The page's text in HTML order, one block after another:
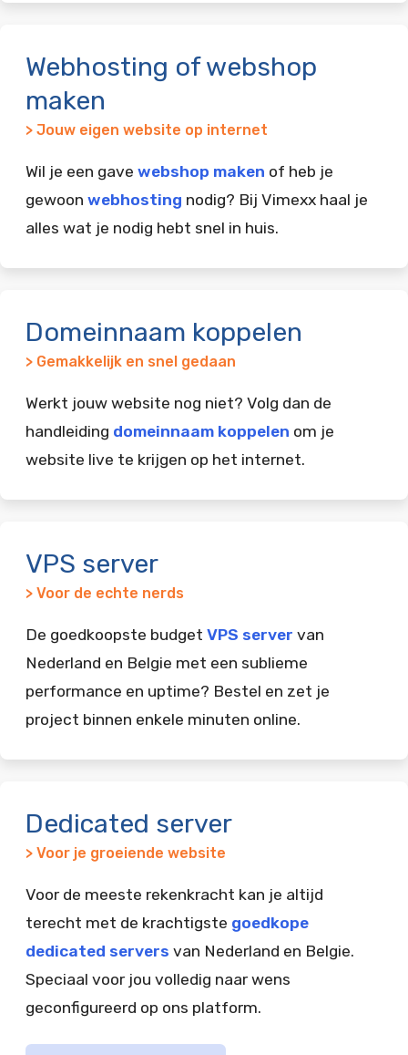
Webhosting of webshop
maken
> Jouw eigen website op internet
Wil je een gave webshop maken of heb je
gewoon webhosting nodig? Bij Vimexx haal je
alles wat je nodig hebt snel in huis.
Domeinnaam koppelen
> Gemakkelijk en snel gedaan
Werkt jouw website nog niet? Volg dan de
handleiding domeinnaam koppelen om je
website live te krijgen op het internet.
VPS server
> Voor de echte nerds
De goedkoopste budget VPS server van
Nederland en Belgie met een sublieme
performance en uptime? Bestel en zet je
project binnen enkele minuten online.
Dedicated server
> Voor je groeiende website
Voor de meeste rekenkracht kan je altijd
terecht met de krachtigste goedkope
dedicated servers van Nederland en Belgie.
Speciaal voor jou volledig naar wens
geconfigureerd op ons platform.